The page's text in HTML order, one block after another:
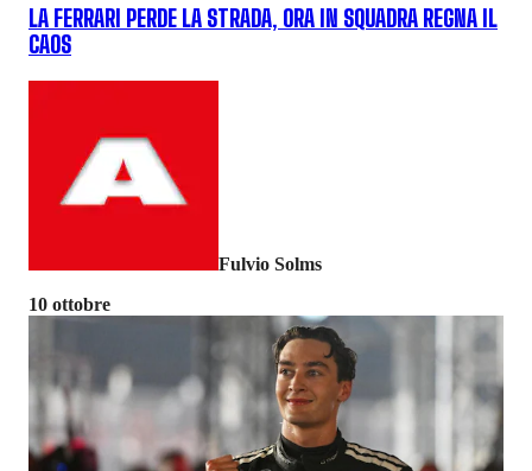
LA FERRARI PERDE LA STRADA, ORA IN SQUADRA REGNA IL
CAOS
Fulvio Solms
10 ottobre